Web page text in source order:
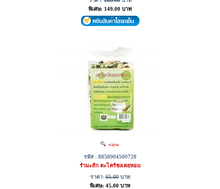
พิเศษ: 149.00 บาท
view
รหัส : 8858904500728
รำมะสัก ตะไคร้ชงเตยหอม
ราคา:65.00บาท
พิเศษ: 45.00 บาท